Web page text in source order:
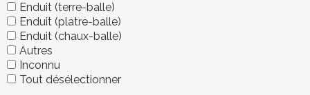
Enduit (terre-balle)
Enduit (platre-balle)
Enduit (chaux-balle)
Autres
Inconnu
Tout désélectionner